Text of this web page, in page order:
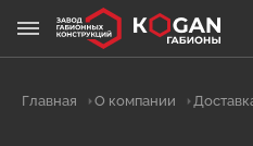
Главная О компании